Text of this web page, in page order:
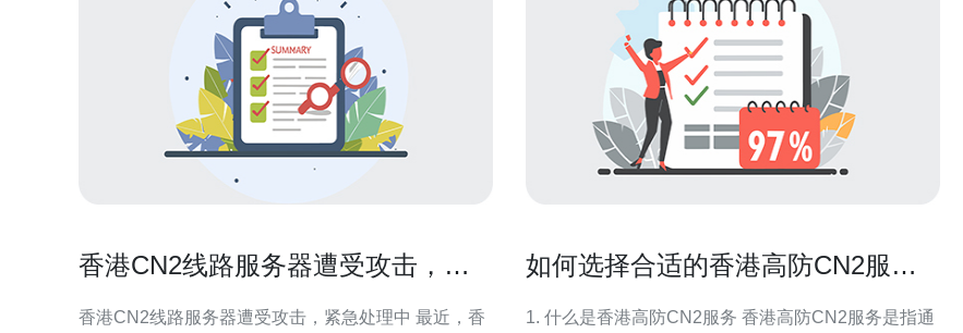
香港CN2线路服务器遭受攻击，紧
香港CN2线路服务器遭受攻击，紧急处理中 最近，香
如何选择合适的香港高防CN2服务
1. 什么是香港高防CN2服务 香港高防CN2服务是指通